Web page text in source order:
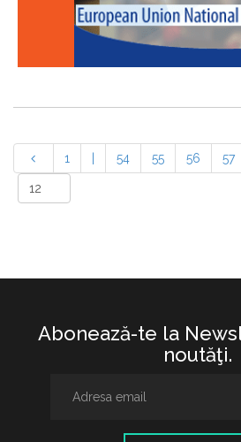
1 54 55 56 57
Abonează-te la
noutăţi.